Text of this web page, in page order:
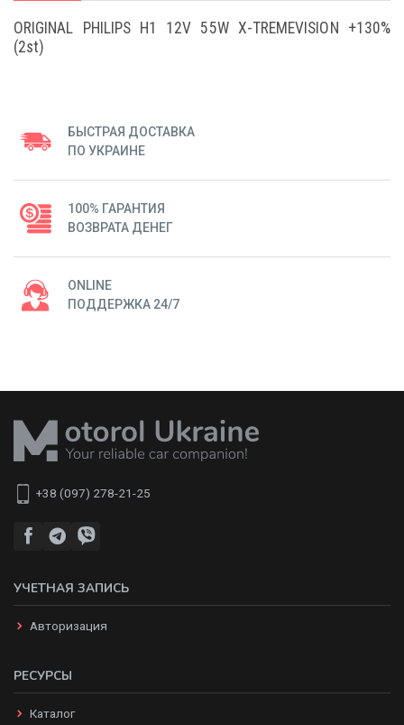
ORIGINAL PHILIPS H1 12V 55W X-TREMEVISION +130%
(2st)
БЫСТРАЯ ДОСТАВКА
ПО УКРАИНЕ
100% ГАРАНТИЯ
ВОЗВРАТА ДЕНЕГ
ONLINE
ПОДДЕРЖКА 24/7
+38 (097) 278-21-25
УЧЕТНАЯ ЗАПИСЬ
Авторизация
РЕСУРСЫ
Каталог